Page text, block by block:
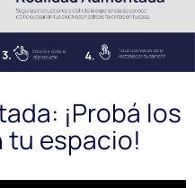
¡Probá los
tu espacio!